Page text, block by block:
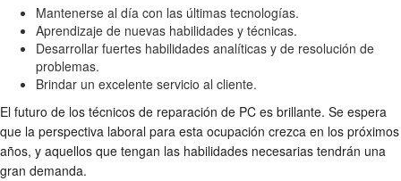
Mantenerse al día con las últimas tecnologías.
Aprendizaje de nuevas habilidades y técnicas.
Desarrollar fuertes habilidades analíticas y de resolución de
problemas.
Brindar un excelente servicio al cliente.
El futuro de los técnicos de reparación de PC es brillante. Se espera
que la perspectiva laboral para esta ocupación crezca en los próximos
años, y aquellos que tengan las habilidades necesarias tendrán una
gran demanda.